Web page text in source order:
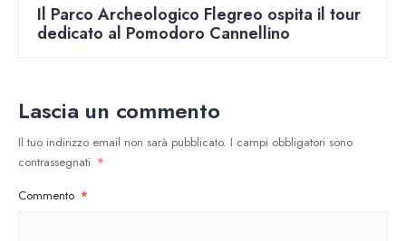
Il Parco Archeologico Flegreo ospita il tour
dedicato al Pomodoro Cannellino
Lascia un commento
Il tuo indirizzo email non sarà pubblicato. I campi obbligatori sono
contrassegnati *
Commento *